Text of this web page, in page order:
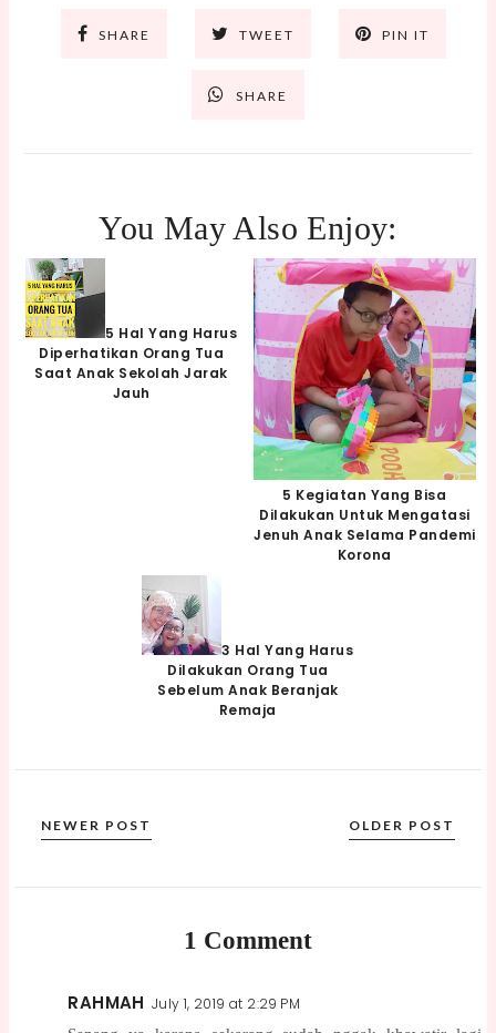
SHARE TWEET PIN IT
SHARE
You May Also Enjoy:
5 Hal Yang Harus
Diperhatikan Orang Tua
Saat Anak Sekolah Jarak
Jauh
5 Kegiatan Yang Bisa
Dilakukan Untuk Mengatasi
Jenuh Anak Selama Pandemi
Korona
3 Hal Yang Harus
Dilakukan Orang Tua
Sebelum Anak Beranjak
Remaja
NEWER POST OLDER POST
1 Comment
RAHMAH July 1, 2019 at 2:29 PM